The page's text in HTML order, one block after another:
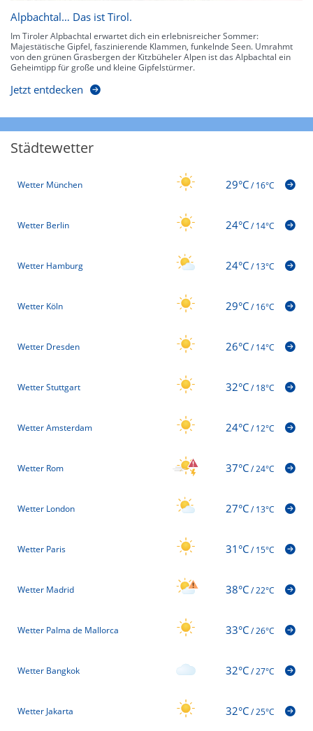
Alpbachtal… Das ist Tirol.
Im Tiroler Alpbachtal erwartet dich ein erlebnisreicher Sommer:
Majestätische Gipfel, faszinierende Klammen, funkelnde Seen. Umrahmt
von den grünen Grasbergen der Kitzbüheler Alpen ist das Alpbachtal ein
Geheimtipp für große und kleine Gipfelstürmer.
Jetzt entdecken
Städtewetter
Wetter München 29°C/16°C
Wetter Berlin 24°C/14°C
Wetter Hamburg 24°C/13°C
Wetter Köln 29°C/16°C
Wetter Dresden 26°C/14°C
Wetter Stuttgart 32°C/18°C
Wetter Amsterdam 24°C/12°C
Wetter Rom 37°C/24°C
Wetter London 27°C/13°C
Wetter Paris 31°C/15°C
Wetter Madrid 38°C/22°C
Wetter Palma de Mallorca 33°C/26°C
Wetter Bangkok 32°C/27°C
Wetter Jakarta 32°C/25°C